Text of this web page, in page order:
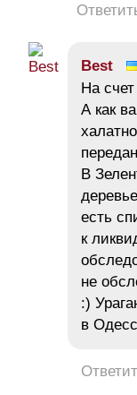
Best
На
А как
В
есть
к
не
:)
в